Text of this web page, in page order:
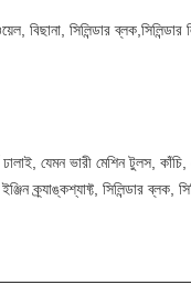
বিছানা, সিলিন্ডার
যেমন ভারী মেশিন টুলস, কাঁচি,
ক্র্যাঙ্কশ্যাফ্ট, সিলিন্ডার ব্লক,